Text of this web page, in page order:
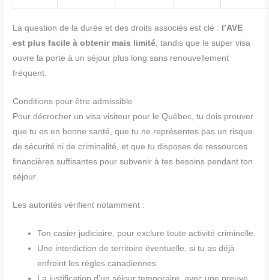
La question de la durée et des droits associés est clé :
l’AVE
est plus facile à obtenir mais limité, tandis que le super visa
ouvre la porte à un séjour plus long sans renouvellement
fréquent.
Conditions pour être admissible
Pour décrocher un visa visiteur pour le Québec, tu dois prouver
que tu es en bonne santé, que tu ne représentes pas un risque
de sécurité ni de criminalité, et que tu disposes de ressources
financières suffisantes pour subvenir à tes besoins pendant ton
séjour.
Les autorités vérifient notamment :
Ton casier judiciaire, pour exclure toute activité criminelle.
Une interdiction de territoire éventuelle, si tu as déjà
enfreint les règles canadiennes.